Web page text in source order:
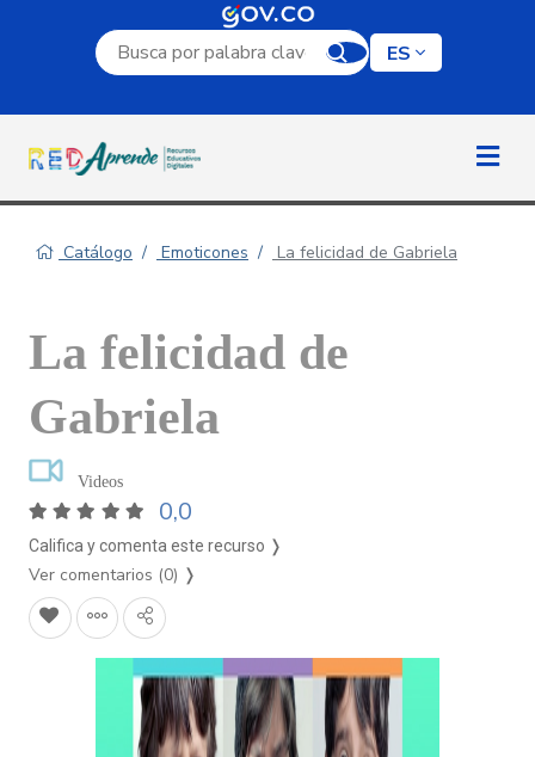
Campo de búsqueda por palabra clave
ES
Catálogo Emoticones La felicidad de Gabriela
La felicidad de
Gabriela
Videos
0,0
Califica y comenta este recurso ❭
Ver comentarios (0) ❭